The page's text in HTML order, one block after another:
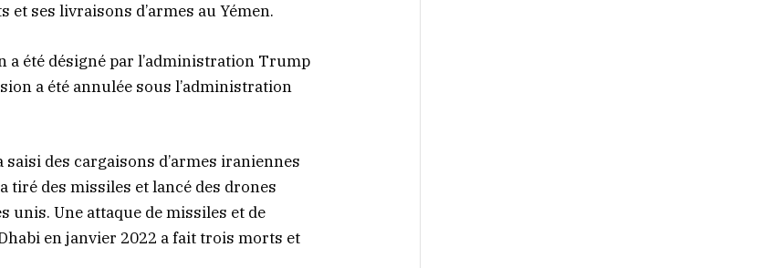
ses livraisons d’armes au Yémen.
a été désigné par l’administration Trump
a été annulée sous l’administration
des cargaisons d’armes iraniennes
tiré des missiles et lancé des drones
unis. Une attaque de missiles et de
en janvier 2022 a fait trois morts et